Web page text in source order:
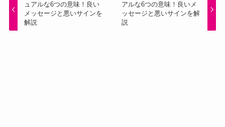
ュアルな6つの意味！良い
メッセージと悪いサインを
解説
アルな6つの意味！良いメ
ッセージと悪いサインを解
説